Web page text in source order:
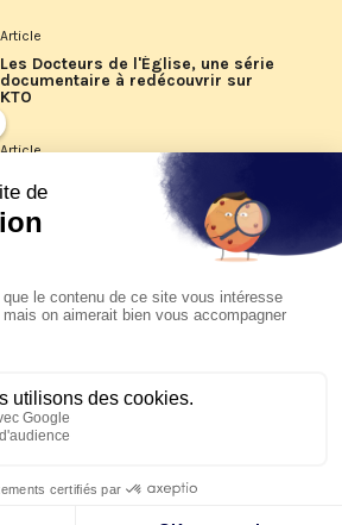
Article
Les Docteurs de l'Église, une série
documentaire à redécouvrir sur
KTO
Article
Les reportages d'été 2026 de KTO
La visite pastorale du pape Léon
XIV à Assise à suivre sur KTO le
jeudi 6 août
Le pape en Uruguay, Argentine et
Pérou du 6 au 17 novembre 2026